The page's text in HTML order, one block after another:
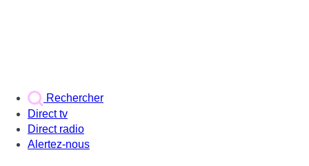
Rechercher
Direct tv
Direct radio
Alertez-nous